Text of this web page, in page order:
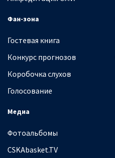
Фан-зона
Гостевая книга
Конкурс прогнозов
Коробочка слухов
Голосование
Медиа
Фотоальбомы
CSKAbasket.TV